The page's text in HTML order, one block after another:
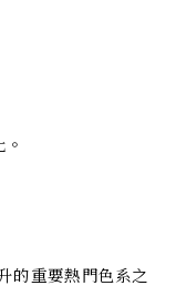
的重要熱門色系之